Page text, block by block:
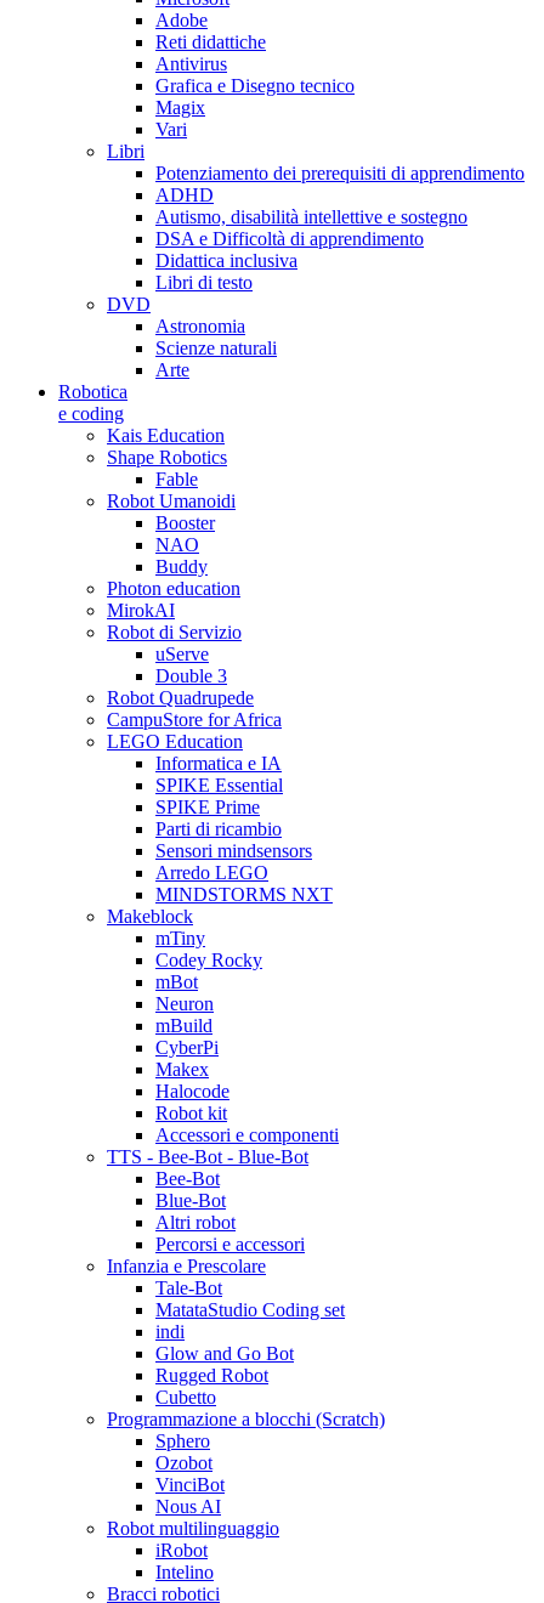
Adobe
Reti didattiche
Antivirus
Grafica e Disegno tecnico
Magix
Vari
Libri
Potenziamento dei prerequisiti di apprendimento
ADHD
Autismo, disabilità intellettive e sostegno
DSA e Difficoltà di apprendimento
Didattica inclusiva
Libri di testo
DVD
Astronomia
Scienze naturali
Arte
Robotica
e coding
Kais Education
Shape Robotics
Fable
Robot Umanoidi
Booster
NAO
Buddy
Photon education
MirokAI
Robot di Servizio
uServe
Double 3
Robot Quadrupede
CampuStore for Africa
LEGO Education
Informatica e IA
SPIKE Essential
SPIKE Prime
Parti di ricambio
Sensori mindsensors
Arredo LEGO
MINDSTORMS NXT
Makeblock
mTiny
Codey Rocky
mBot
Neuron
mBuild
CyberPi
Makex
Halocode
Robot kit
Accessori e componenti
TTS - Bee-Bot - Blue-Bot
Bee-Bot
Blue-Bot
Altri robot
Percorsi e accessori
Infanzia e Prescolare
Tale-Bot
MatataStudio Coding set
indi
Glow and Go Bot
Rugged Robot
Cubetto
Programmazione a blocchi (Scratch)
Sphero
Ozobot
VinciBot
Nous AI
Robot multilinguaggio
iRobot
Intelino
Bracci robotici